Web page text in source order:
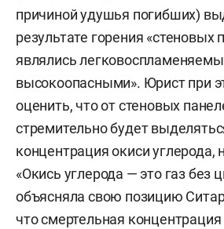
причиной удушья погибших)
результате горения «стеновых
являлись
высокоопасными». Юрист при
оценить, что от стеновых
стремительно будет
концентрация окиси углерода,
«Окись углерода — это газ без
объясняла свою позицию
что смертельная концентрация